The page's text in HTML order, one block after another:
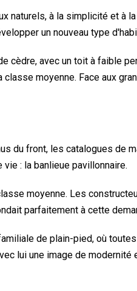
naturels, à la simplicité et à
un nouveau type
avec un toit à faible
moyenne. Face aux
du front, les catalogues
: la banlieue pavillonnaire.
moyenne. Les
parfaitement à cette
de plain-pied, où
lui une image de